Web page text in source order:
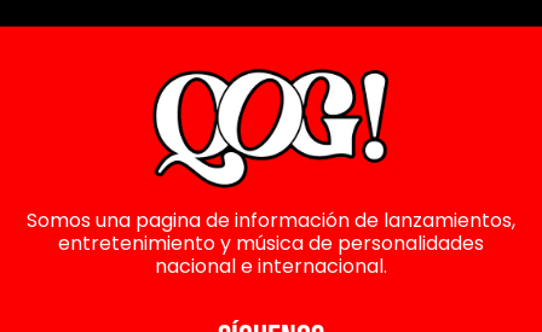
Somos una pagina de información de lanzamientos,
entretenimiento y música de personalidades
nacional e internacional.